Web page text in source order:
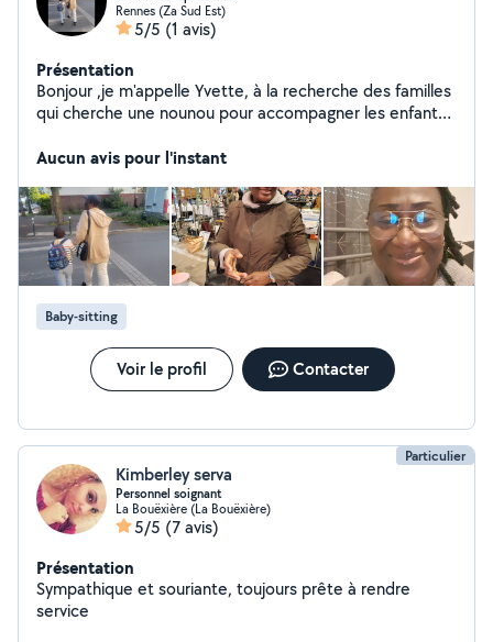
Rennes (Za Sud Est)
5/5 (1 avis)
Présentation
Bonjour ,je m'appelle Yvette, à la recherche des familles
qui cherche une nounou pour accompagner les enfants
chez vous,je suis disponible pour vous et merci de votre
Aucun avis pour l'instant
Baby-sitting
Voir le profil Contacter
Particulier
Kimberley serva
Personnel soignant
La Bouëxière (La Bouëxière)
5/5 (7 avis)
Présentation
Sympathique et souriante, toujours prête à rendre
service